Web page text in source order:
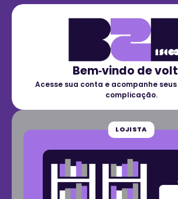
Bem‑vindo de
Acesse sua conta e acompanhe
complicação.
LOJISTA